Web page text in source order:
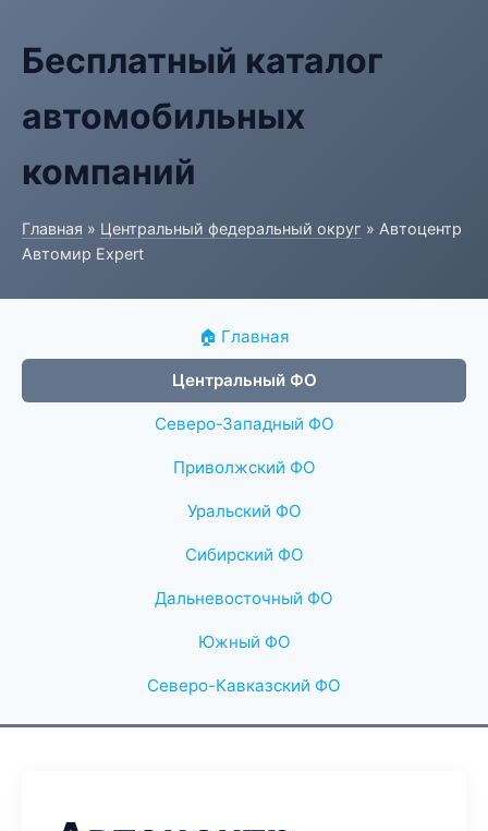
Бесплатный каталог
автомобильных
компаний
Главная » Центральный федеральный округ » Автоцентр
Автомир Expert
🏠 Главная
Центральный ФО
Северо-Западный ФО
Приволжский ФО
Уральский ФО
Сибирский ФО
Дальневосточный ФО
Южный ФО
Северо-Кавказский ФО